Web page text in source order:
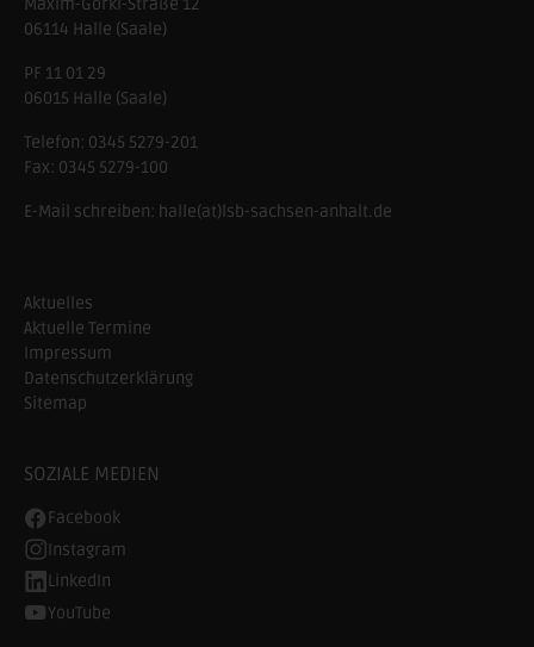
Maxim-Gorki-Straße 12
06114 Halle (Saale)
PF 11 01 29
06015 Halle (Saale)
Telefon: 0345 5279-201
Fax: 0345 5279-100
E-Mail schreiben: halle(at)lsb-sachsen-anhalt.de
Aktuelles
Aktuelle Termine
Impressum
Datenschutzerklärung
Sitemap
SOZIALE MEDIEN
Facebook
Instagram
LinkedIn
YouTube